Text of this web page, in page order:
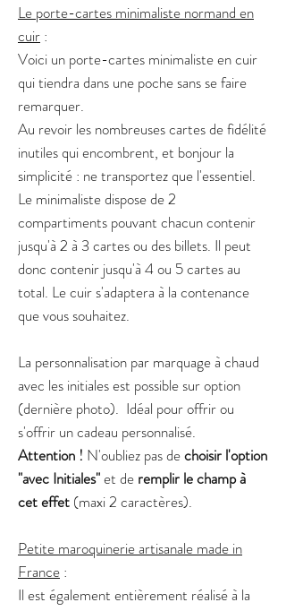
Le porte-cartes minimaliste normand en
cuir :
Voici un porte-cartes minimaliste en cuir
qui tiendra dans une poche sans se faire
remarquer.
Au revoir les nombreuses cartes de fidélité
inutiles qui encombrent, et bonjour la
simplicité : ne transportez que l'essentiel.
Le minimaliste dispose de 2
compartiments pouvant chacun contenir
jusqu'à 2 à 3 cartes ou des billets. Il peut
donc contenir jusqu'à 4 ou 5 cartes au
total. Le cuir s'adaptera à la contenance
que vous souhaitez.
La personnalisation par marquage à chaud
avec les initiales est possible sur option
(dernière photo). Idéal pour offrir ou
s'offrir un cadeau personnalisé.
Attention ! N'oubliez pas dechoisir l'option
"avec Initiales"et de remplir le champ à
cet effet (maxi 2 caractères).
Petite maroquinerie artisanale made in
France :
Il est également entièrement réalisé à la